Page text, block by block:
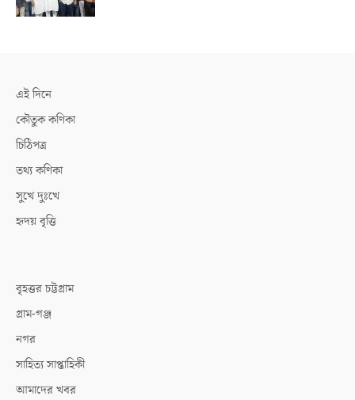
এই দিনে
কৌতুক কণিকা
চিঠিপত্র
তথ্য কণিকা
সুখে দুঃখে
হৃদয় বৃত্তি
বৃহত্তর চট্টগ্রাম
গ্রাম-গঞ্জ
নগর
সাহিত্য সাপ্তাহিকী
আমাদের খবর